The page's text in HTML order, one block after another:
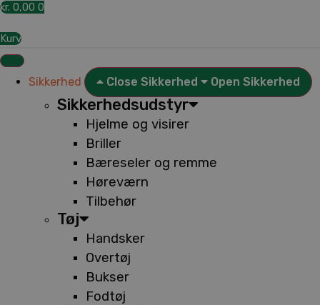
kr. 0,00 0
Kurv
Sikkerhed Close Sikkerhed Open Sikkerhed
Sikkerhedsudstyr
Hjelme og visirer
Briller
Bæreseler og remme
Høreværn
Tilbehør
Tøj
Handsker
Overtøj
Bukser
Fodtøj